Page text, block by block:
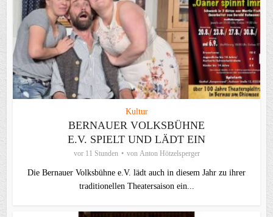
Kultur
BERNAUER VOLKSBÜHNE
E.V. SPIELT UND LÄDT EIN
vor 11 Stunden von Anton Hötzelsperger
Die Bernauer Volksbühne e.V. lädt auch in diesem Jahr zu ihrer
traditionellen Theater­saison ein...